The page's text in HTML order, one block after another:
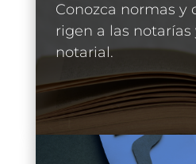
Conozca normas y
rigen a las
notarial.